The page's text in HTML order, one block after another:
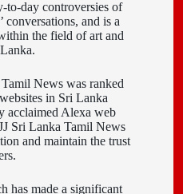
to-day controversies of
conversations, and is a
the field of art and
News was ranked
in Sri Lanka
acclaimed Alexa web
Sri Lanka Tamil News
and maintain the trust
has made a significant